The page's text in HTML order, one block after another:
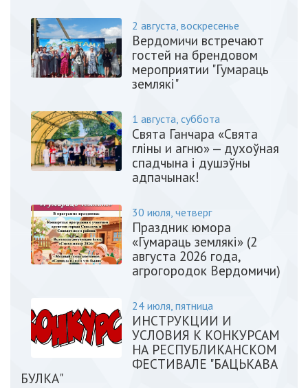
2 августа, воскресенье
Вердомичи встречают
гостей на брендовом
мероприятии "Гумараць
землякі"
1 августа, суббота
Свята Ганчара «Свята
гліны и агню» — духоўная
спадчына і душэўны
адпачынак!
30 июля, четверг
Праздник юмора
«Гумараць землякі» (2
августа 2026 года,
агрогородок Вердомичи)
24 июля, пятница
ИНСТРУКЦИИ И
УСЛОВИЯ К КОНКУРСАМ
НА РЕСПУБЛИКАНСКОМ
ФЕСТИВАЛЕ "БАЦЬКАВА
БУЛКА"